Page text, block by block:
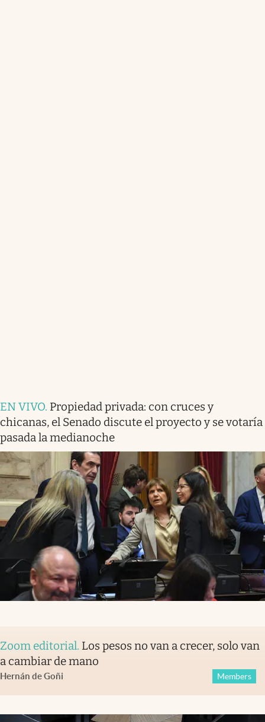
EN VIVO. Propiedad privada: con cruces y
chicanas, el Senado discute el proyecto y se votaría
pasada la medianoche
Zoom editorial. Los pesos no van a crecer, solo van
a cambiar de mano
Hernán de Goñi Members